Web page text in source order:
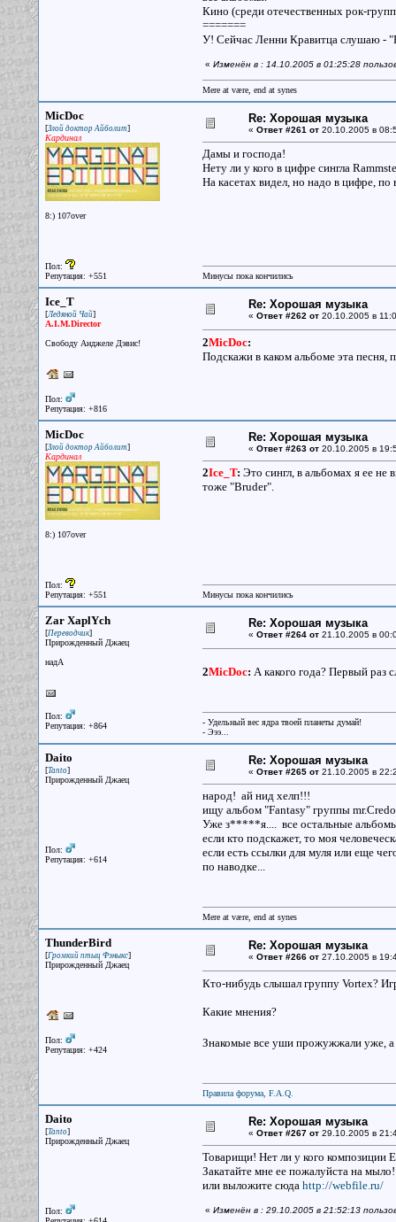
Кино (среди отечественных рок-
=======
У! Сейчас Ленни Кравитца слушаю -
« Изменён в : 14.10.2005 в 01:25:28
Mere at være, end at synes
MicDoc
[Злой доктор Айболит]
Кардинал
8:) 107over
Пол:
Репутация: +551
Re: Хорошая музыка
« Ответ #261 от20.10.2005 в
Дамы и господа!
Нету ли у кого в цифре сингла
На касетах видел, но надо в цифре,
Минусы пока кончились
Ice_T
[Ледяной Чай]
A.I.M.Director
Свободу Анджеле Дэвис!
Пол:
Репутация: +816
Re: Хорошая музыка
« Ответ #262 от20.10.2005 в
2MicDoc:
Подскажи в каком альбоме эта песня,
MicDoc
[Злой доктор Айболит]
Кардинал
8:) 107over
Пол:
Репутация: +551
Re: Хорошая музыка
« Ответ #263 от20.10.2005 в
2Ice_T: Это сингл, в альбомах я ее не
тоже "Bruder".
Минусы пока кончились
Zar XaplYch
[Переводчик]
Прирожденный Джаец
надА
Пол:
Репутация: +864
Re: Хорошая музыка
« Ответ #264 от21.10.2005 в
2MicDoc: А какого года? Первый раз
- Удельный вес ядра твоей планеты думай!
- Эээ...
Daito
[Tanto]
Прирожденный Джаец
Пол:
Репутация: +614
Re: Хорошая музыка
« Ответ #265 от21.10.2005 в
народ! ай нид хелп!!!
ищу альбом "Fantasy" группы
Уже з*****я.... все остальные
если кто подскажет, то моя
если есть ссылки для муля или еще
по наводке...
Mere at være, end at synes
ThunderBird
[Громкий птыц Фэныкс]
Прирожденный Джаец
Пол:
Репутация: +424
Re: Хорошая музыка
« Ответ #266 от27.10.2005 в
Кто-нибудь слышал группу Vortex?
Какие мнения?
Знакомые все уши прожужжали уже, а
Правила форума, F.A.Q.
Daito
[Tanto]
Прирожденный Джаец
Пол:
Re: Хорошая музыка
« Ответ #267 от29.10.2005 в
Товарищи! Нет ли у кого композиции
Закатайте мне ее пожалуйста на
или выложите сюда http://webfile.ru/
« Изменён в : 29.10.2005 в 21:52:13